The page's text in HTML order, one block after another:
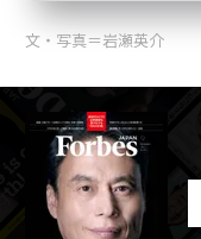
文・写真＝岩瀬英介